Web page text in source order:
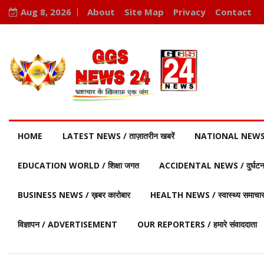
Aug 8, 2026 About Site Map Privacy Contact
HOME LATEST NEWS / ताज़ातरीन खबरें NATIONAL NEWS
EDUCATION WORLD / शिक्षा जगत ACCIDENTAL NEWS /
BUSINESS NEWS / ख़बर कारोबार HEALTH NEWS / स्वास्थ्य समाचार
विज्ञापन / ADVERTISEMENT OUR REPORTERS / हमारे संवाददाता